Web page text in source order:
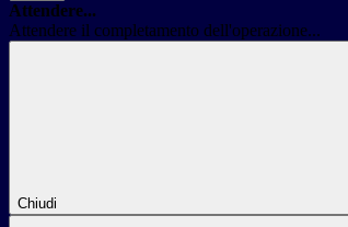
Attendere...
Attendere il completamento dell'operazione...
Chiudi